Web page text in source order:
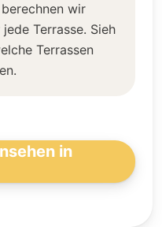
wir
Terrasse. Sieh
Terrassen
in